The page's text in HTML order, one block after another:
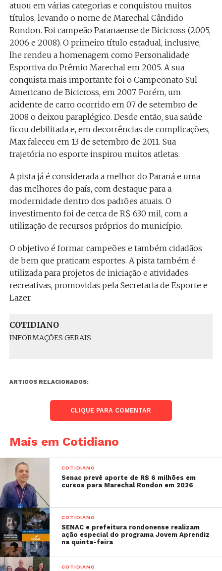
atuou em várias categorias e conquistou muitos
títulos, levando o nome de Marechal Cândido
Rondon. Foi campeão Paranaense de Bicicross (2005,
2006 e 2008). O primeiro título estadual, inclusive,
lhe rendeu a homenagem como Personalidade
Esportiva do Prêmio Marechal em 2005. A sua
conquista mais importante foi o Campeonato Sul-
Americano de Bicicross, em 2007. Porém, um
acidente de carro ocorrido em 07 de setembro de
2008 o deixou paraplégico. Desde então, sua saúde
ficou debilitada e, em decorrências de complicações,
Max faleceu em 13 de setembro de 2011. Sua
trajetória no esporte inspirou muitos atletas.
A pista já é considerada a melhor do Paraná e uma
das melhores do país, com destaque para a
modernidade dentro dos padrões atuais. O
investimento foi de cerca de R$ 630 mil, com a
utilização de recursos próprios do município.
O objetivo é formar campeões e também cidadãos
de bem que praticam esportes. A pista também é
utilizada para projetos de iniciação e atividades
recreativas, promovidas pela Secretaria de Esporte e
Lazer.
COTIDIANO
INFORMAÇÕES GERAIS
ARTIGOS RELACIONADOS:
CLIQUE PARA COMENTAR
Mais em Cotidiano
COTIDIANO
Senac prevê aporte de R$ 6 milhões em
cursos para Marechal Rondon em 2026
COTIDIANO
SENAC e prefeitura rondonense realizam
ação especial do programa Jovem Aprendiz
na quinta-feira
COTIDIANO